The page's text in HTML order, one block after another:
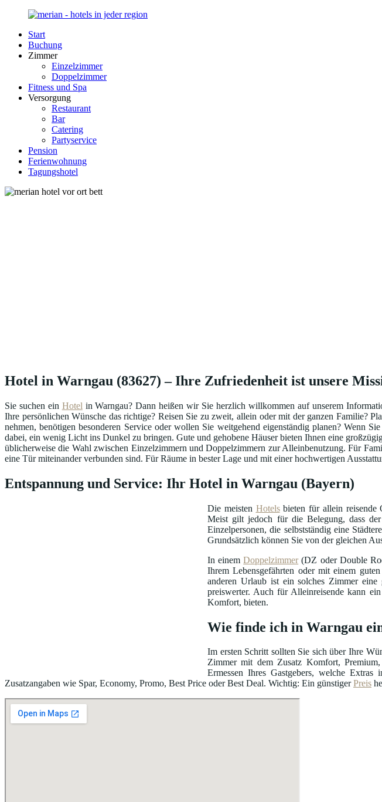
Zurück
Inhalt
Merian-
Hotel.de
Portal
Unterkunft
Deutschland
Start
Buchung
Zimmer
Einzelzimmer
Doppelzimmer
Fitness und Spa
Versorgung
Restaurant
Bar
Catering
Partyservice
Pension
Ferienwohnung
Tagungshotel
Hotel in Warngau (83627) – Ihre Zufriedenheit ist unsere
Sie suchen ein Hotel in Warngau? Dann heißen wir Sie herzlich willkommen auf unserem
Ihre persönlichen Wünsche das richtige? Reisen Sie zu zweit, allein oder mit der ganzen Familie?
nehmen, benötigen besonderen Service oder wollen Sie weitgehend eigenständig planen? Wenn
dabei, ein wenig Licht ins Dunkel zu bringen. Gute und gehobene Häuser bieten Ihnen eine
üblicherweise die Wahl zwischen Einzelzimmern und Doppelzimmern zur Alleinbenutzung. Für
eine Tür miteinander verbunden sind. Für Räume in bester Lage und mit einer hochwertigen
Entspannung und Service: Ihr Hotel in Warngau (Bayern)
Die meisten Hotelsbieten für allein reisende
Meist gilt jedoch für die Belegung, dass
Einzelpersonen, die selbstständig eine
Grundsätzlich können Sie von der gleichen
In einemDoppelzimmer(DZ oder Double
Ihrem Lebensgefährten oder mit einem
anderen Urlaub ist ein solches Zimmer
preiswerter. Auch für Alleinreisende kann
Komfort, bieten.
Wie finde ich in Warngau
Im ersten Schritt sollten Sie sich über Ihre
Zimmer mit dem Zusatz Komfort,
Ermessen Ihres Gastgebers, welche
Zusatzangaben wie Spar, Economy, Promo, Best Price oder Best Deal. Wichtig: Ein günstigerPreis